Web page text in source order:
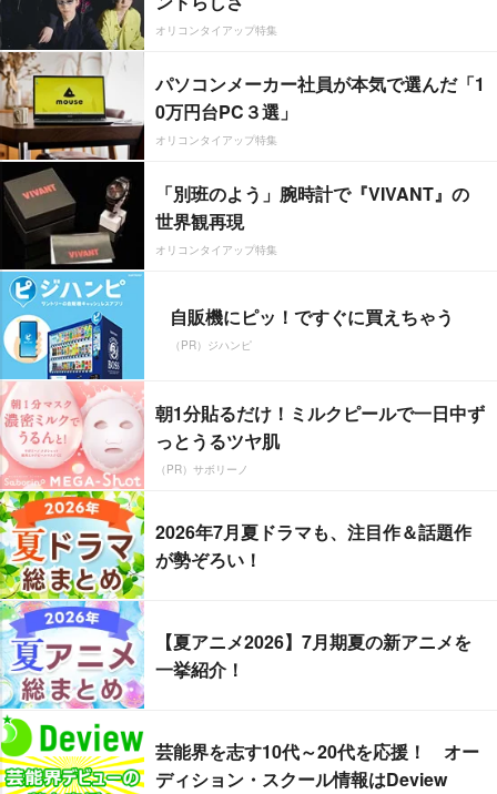
オリコンタイアップ特集
パソコンメーカー社員が本気で選んだ「1
0万円台PC３選」
オリコンタイアップ特集
「別班のよう」腕時計で『VIVANT』の
世界観再現
オリコンタイアップ特集
自販機にピッ！ですぐに買えちゃう
（PR）ジハンピ
朝1分貼るだけ！ミルクピールで一日中ず
っとうるツヤ肌
（PR）サボリーノ
2026年7月夏ドラマも、注目作＆話題作
が勢ぞろい！
【夏アニメ2026】7月期夏の新アニメを
一挙紹介！
芸能界を志す10代～20代を応援！ オー
ディション・スクール情報はDeview